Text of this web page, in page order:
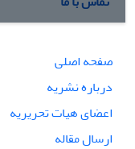
صفحه اصلی
درباره نشریه
اعضای هیات تحریریه
ارسال مقاله